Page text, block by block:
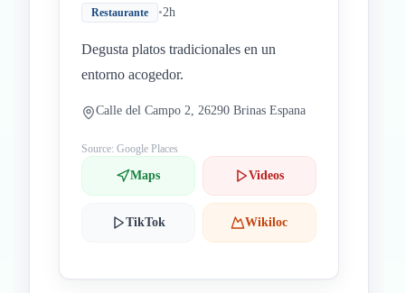
Restaurante •2h
Degusta platos tradicionales en un
entorno acogedor.
Calle del Campo 2, 26290 Brinas Espana
Source: Google Places
Maps Videos
TikTok Wikiloc